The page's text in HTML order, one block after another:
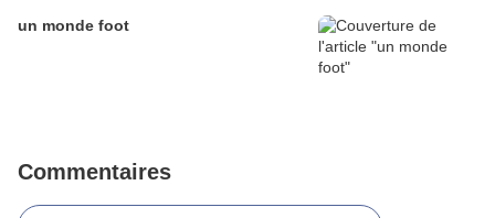
un monde foot
Commentaires